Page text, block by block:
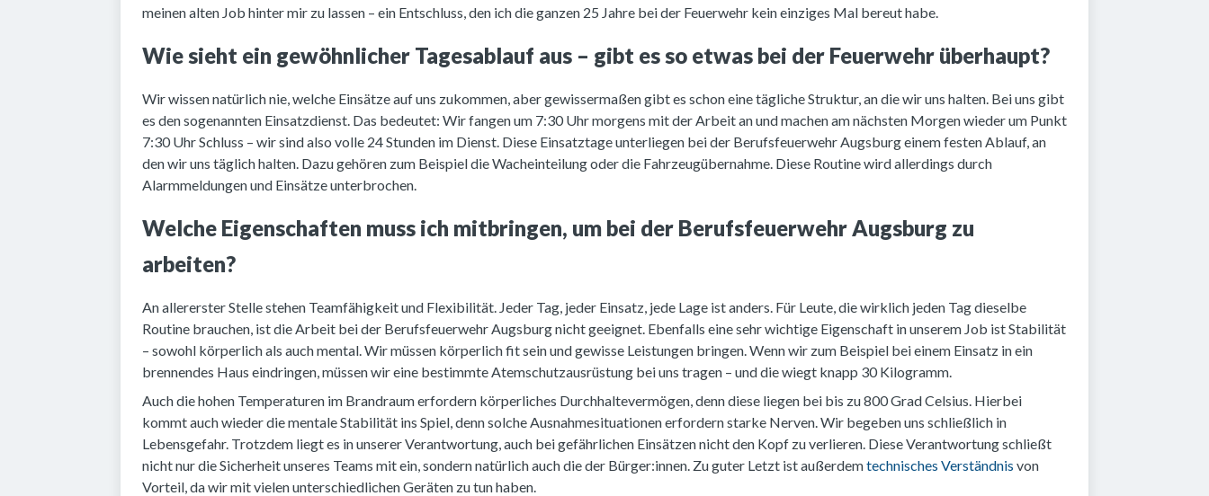
meinen alten Job hinter mir zu lassen – ein Entschluss, den ich die ganzen 25 Jahre bei der Feuerwehr kein einziges Mal bereut habe.
Wie sieht ein gewöhnlicher Tagesablauf aus – gibt es so etwas bei der Feuerwehr überhaupt?
Wir wissen natürlich nie, welche Einsätze auf uns zukommen, aber gewissermaßen gibt es schon eine tägliche Struktur, an die wir uns halten. Bei uns gibt
es den sogenannten Einsatzdienst. Das bedeutet: Wir fangen um 7:30 Uhr morgens mit der Arbeit an und machen am nächsten Morgen wieder um Punkt
7:30 Uhr Schluss – wir sind also volle 24 Stunden im Dienst. Diese Einsatztage unterliegen bei der Berufsfeuerwehr Augsburg einem festen Ablauf, an
den wir uns täglich halten. Dazu gehören zum Beispiel die Wacheinteilung oder die Fahrzeugübernahme. Diese Routine wird allerdings durch
Alarmmeldungen und Einsätze unterbrochen.
Welche Eigenschaften muss ich mitbringen, um bei der Berufsfeuerwehr Augsburg zu
arbeiten?
An allererster Stelle stehen Teamfähigkeit und Flexibilität. Jeder Tag, jeder Einsatz, jede Lage ist anders. Für Leute, die wirklich jeden Tag dieselbe
Routine brauchen, ist die Arbeit bei der Berufsfeuerwehr Augsburg nicht geeignet. Ebenfalls eine sehr wichtige Eigenschaft in unserem Job ist Stabilität
– sowohl körperlich als auch mental. Wir müssen körperlich fit sein und gewisse Leistungen bringen. Wenn wir zum Beispiel bei einem Einsatz in ein
brennendes Haus eindringen, müssen wir eine bestimmte Atemschutzausrüstung bei uns tragen – und die wiegt knapp 30 Kilogramm.
Auch die hohen Temperaturen im Brandraum erfordern körperliches Durchhaltevermögen, denn diese liegen bei bis zu 800 Grad Celsius. Hierbei
kommt auch wieder die mentale Stabilität ins Spiel, denn solche Ausnahmesituationen erfordern starke Nerven. Wir begeben uns schließlich in
Lebensgefahr. Trotzdem liegt es in unserer Verantwortung, auch bei gefährlichen Einsätzen nicht den Kopf zu verlieren. Diese Verantwortung schließt
nicht nur die Sicherheit unseres Teams mit ein, sondern natürlich auch die der Bürger:innen. Zu guter Letzt ist außerdemtechnisches Verständnis von
Vorteil, da wir mit vielen unterschiedlichen Geräten zu tun haben.